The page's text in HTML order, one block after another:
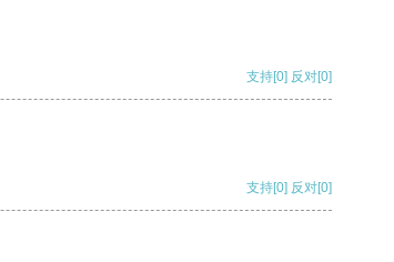
支持[0] 反对[0]
支持[0] 反对[0]